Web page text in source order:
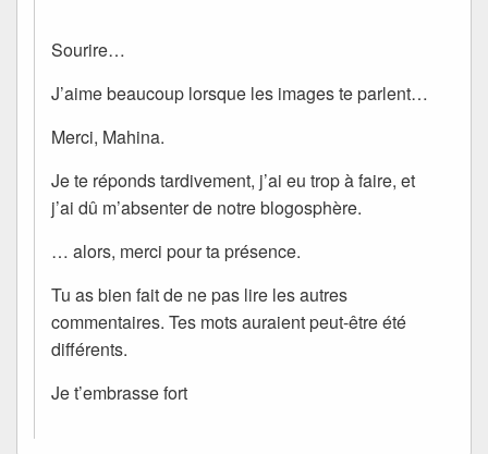
Sourire…
J’aime beaucoup lorsque les images te parlent…
Merci, Mahina.
Je te réponds tardivement, j’ai eu trop à faire, et
j’ai dû m’absenter de notre blogosphère.
… alors, merci pour ta présence.
Tu as bien fait de ne pas lire les autres
commentaires. Tes mots auraient peut-être été
différents.
Je t’embrasse fort